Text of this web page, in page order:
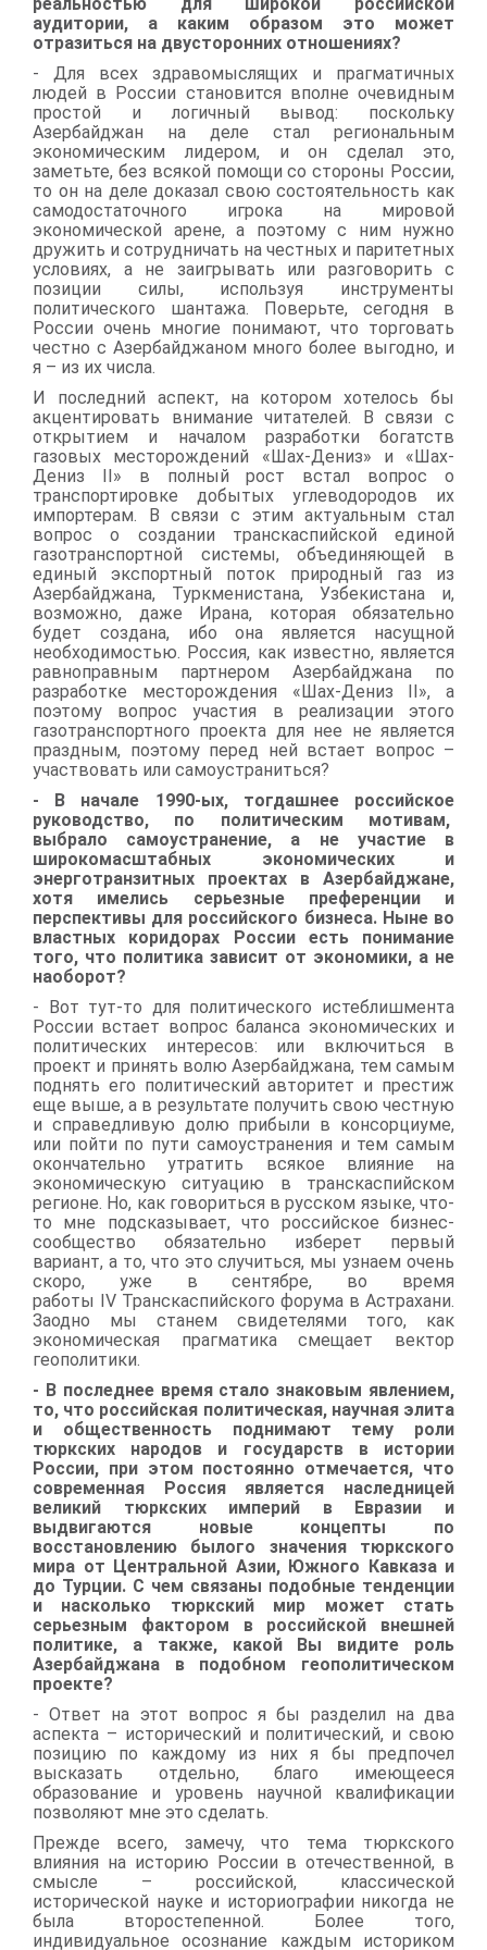
аудитории, а каким образом это может
отразиться на двусторонних отношениях?
- Для всех здравомыслящих и прагматичных
людей в России становится вполне очевидным
простой и логичный вывод: поскольку
Азербайджан на деле стал региональным
экономическим лидером, и он сделал это,
заметьте, без всякой помощи со стороны России,
то он на деле доказал свою состоятельность как
самодостаточного игрока на мировой
экономической арене, а поэтому с ним нужно
дружить и сотрудничать на честных и паритетных
условиях, а не заигрывать или разговорить с
позиции силы, используя инструменты
политического шантажа. Поверьте, сегодня в
России очень многие понимают, что торговать
честно с Азербайджаном много более выгодно, и
я – из их числа.
И последний аспект, на котором хотелось бы
акцентировать внимание читателей. В связи с
открытием и началом разработки богатств
газовых месторождений «Шах-Дениз» и «Шах-
Дениз II» в полный рост встал вопрос о
транспортировке добытых углеводородов их
импортерам. В связи с этим актуальным стал
вопрос о создании транскаспийской единой
газотранспортной системы, объединяющей в
единый экспортный поток природный газ из
Азербайджана, Туркменистана, Узбекистана и,
возможно, даже Ирана, которая обязательно
будет создана, ибо она является насущной
необходимостью. Россия, как известно, является
равноправным партнером Азербайджана по
разработке месторождения «Шах-Дениз II», а
поэтому вопрос участия в реализации этого
газотранспортного проекта для нее не является
праздным, поэтому перед ней встает вопрос –
участвовать или самоустраниться?
- В начале 1990-ых, тогдашнее российское
руководство, по политическим мотивам,
выбрало самоустранение, а не участие в
широкомасштабных экономических и
энерготранзитных проектах в Азербайджане,
хотя имелись серьезные преференции и
перспективы для российского бизнеса. Ныне во
властных коридорах России есть понимание
того, что политика зависит от экономики, а не
наоборот?
- Вот тут-то для политического истеблишмента
России встает вопрос баланса экономических и
политических интересов: или включиться в
проект и принять волю Азербайджана, тем самым
поднять его политический авторитет и престиж
еще выше, а в результате получить свою честную
и справедливую долю прибыли в консорциуме,
или пойти по пути самоустранения и тем самым
окончательно утратить всякое влияние на
экономическую ситуацию в транскаспийском
регионе. Но, как говориться в русском языке, что-
то мне подсказывает, что российское бизнес-
сообщество обязательно изберет первый
вариант, а то, что это случиться, мы узнаем очень
скоро, уже в сентябре, во время
работы IV Транскаспийского форума в Астрахани.
Заодно мы станем свидетелями того, как
экономическая прагматика смещает вектор
геополитики.
- В последнее время стало знаковым явлением,
то, что российская политическая, научная элита
и общественность поднимают тему роли
тюркских народов и государств в истории
России, при этом постоянно отмечается, что
современная Россия является наследницей
великий тюркских империй в Евразии и
выдвигаются новые концепты по
восстановлению былого значения тюркского
мира от Центральной Азии, Южного Кавказа и
до Турции. С чем связаны подобные тенденции
и насколько тюркский мир может стать
серьезным фактором в российской внешней
политике, а также, какой Вы видите роль
Азербайджана в подобном геополитическом
проекте?
- Ответ на этот вопрос я бы разделил на два
аспекта – исторический и политический, и свою
позицию по каждому из них я бы предпочел
высказать отдельно, благо имеющееся
образование и уровень научной квалификации
позволяют мне это сделать.
Прежде всего, замечу, что тема тюркского
влияния на историю России в отечественной, в
смысле – российской, классической
исторической науке и историографии никогда не
была второстепенной. Более того,
индивидуальное осознание каждым историком